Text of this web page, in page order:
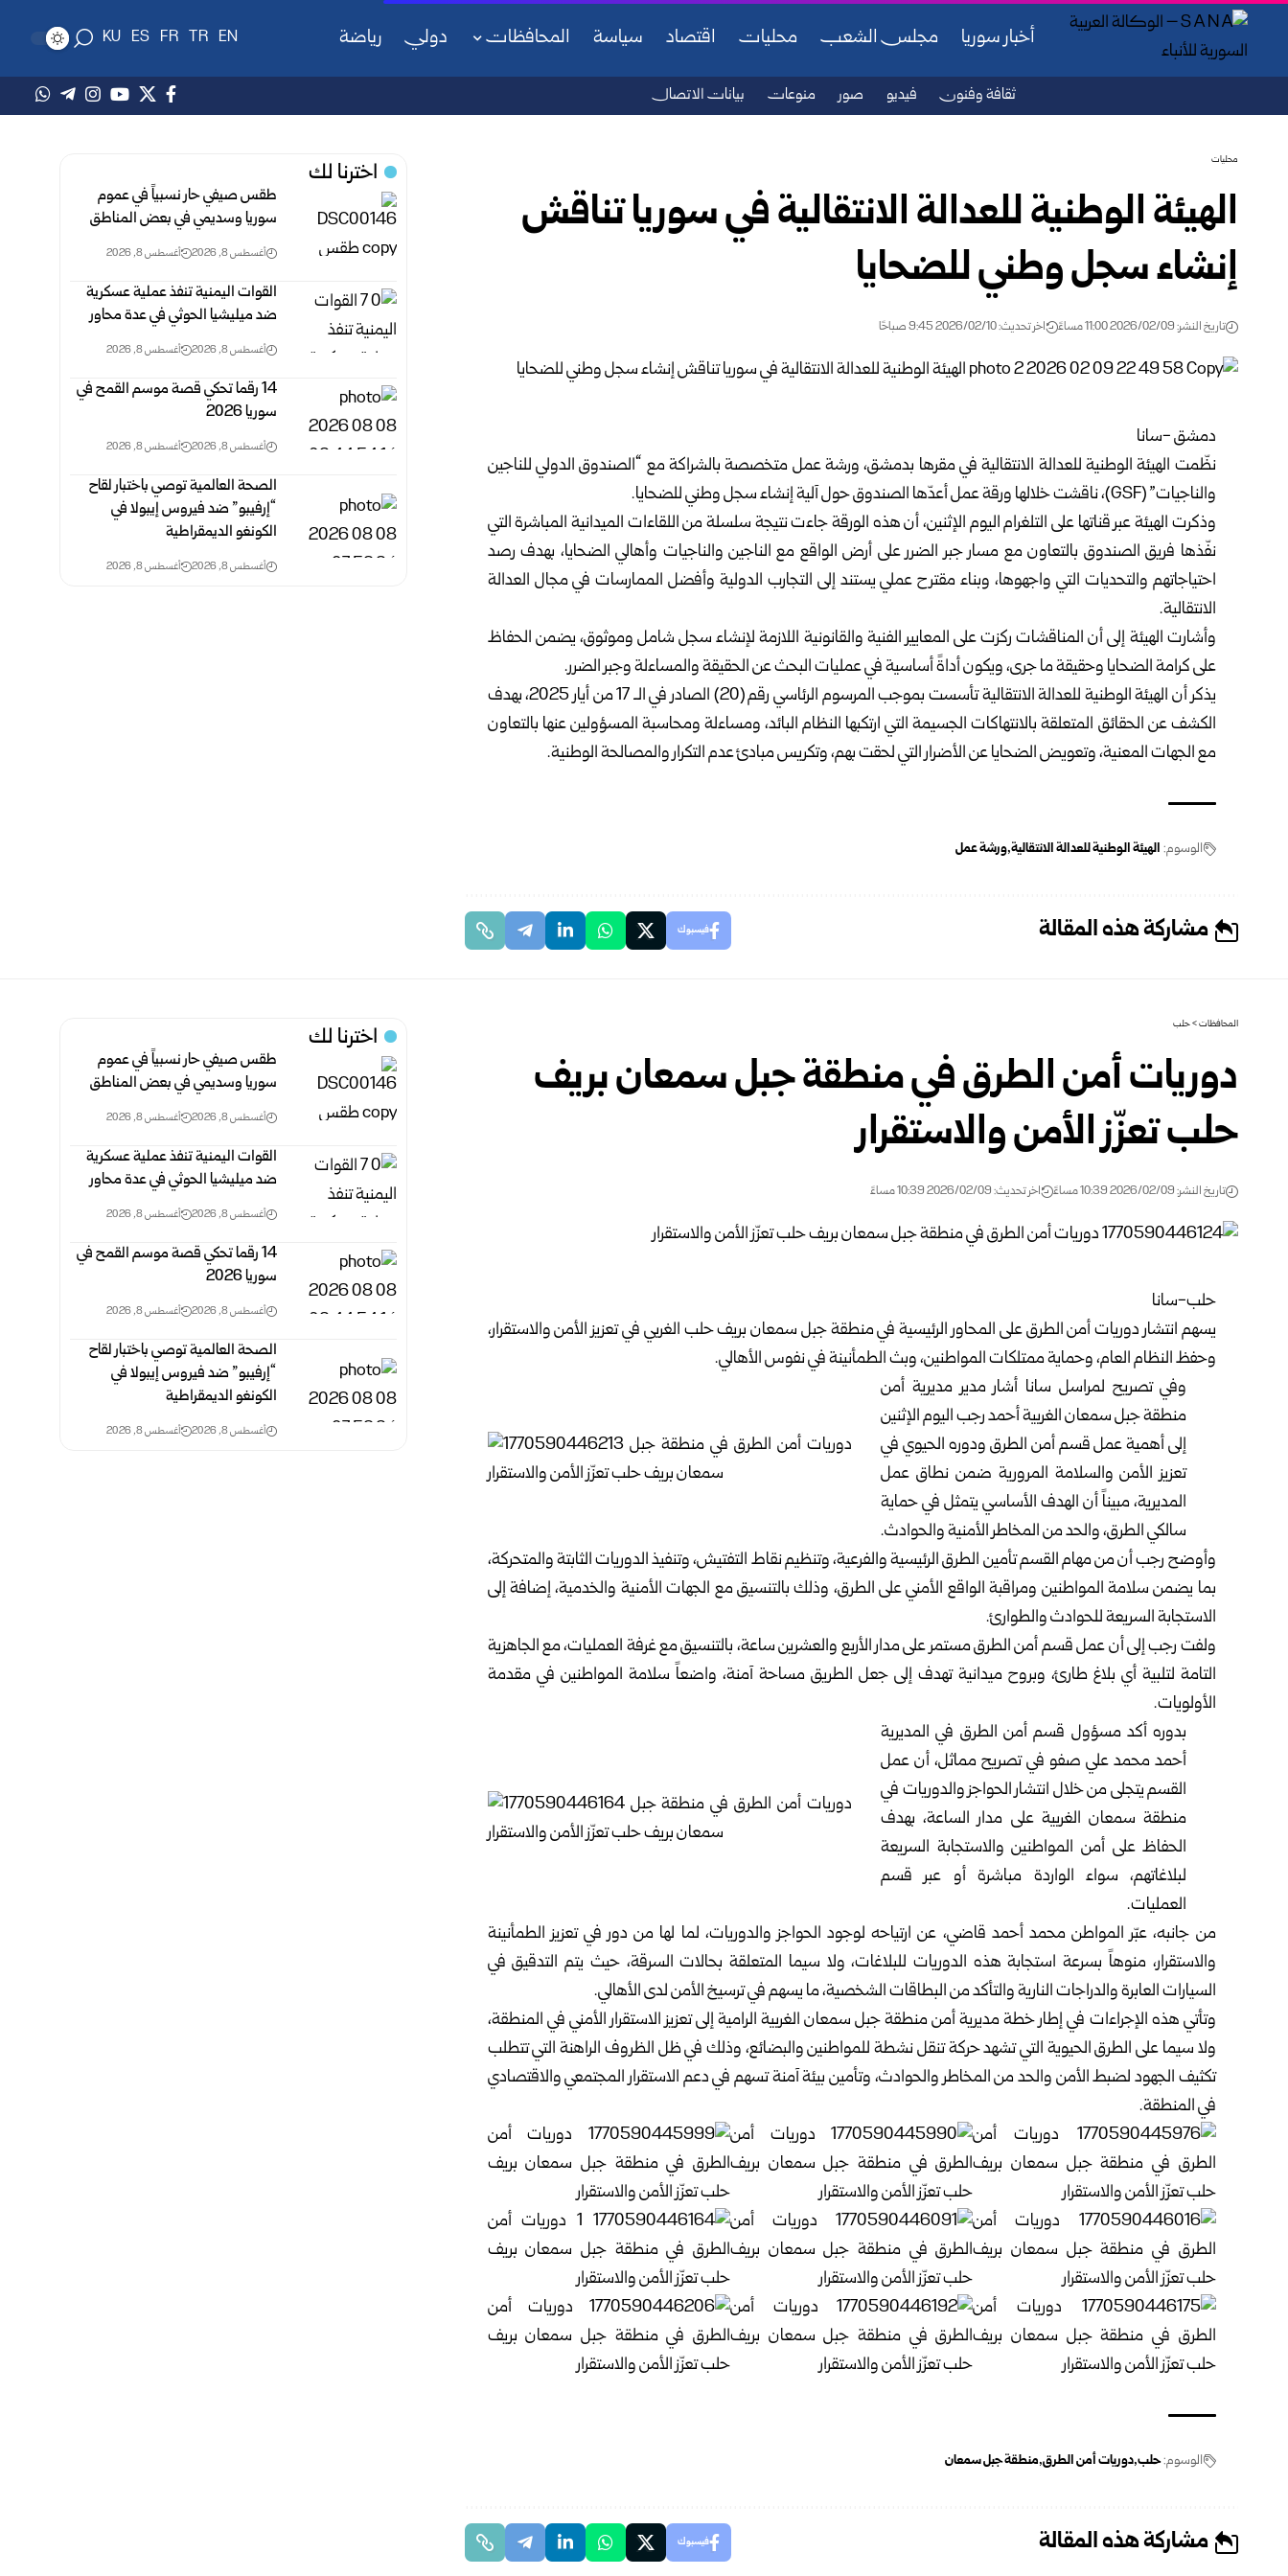
أخبار سوريا مجلس الشعب محليات اقتصاد سياسة المحافظات دولي رياضة EN
TR
FR
ES
KU
ثقافة وفنون فيديو صور منوعات بيانات الاتصال
محليات
الهيئة الوطنية للعدالة الانتقالية في سوريا تناقش
إنشاء سجل وطني للضحايا
تاريخ النشر: 2026/02/09 11:00 مساءً اخر تحديث: 2026/02/10 9:45 صباحًا
دمشق -سانا
نظّمت الهيئة الوطنية للعدالة الانتقاليةفي مقرها بدمشق، ورشة عمل متخصصة بالشراكة مع “الصندوق الدولي للناجين
والناجيات” (GSF)، ناقشت خلالها ورقة عمل أعدّها الصندوق حول آلية إنشاء سجل وطني للضحايا.
وذكرت الهيئة عبر قناتها على التلغرام اليوم الإثنين، أن هذه الورقة جاءت نتيجة سلسلة من اللقاءات الميدانية المباشرة التي
نفّذها فريق الصندوق بالتعاون مع مسار جبر الضرر على أرض الواقع مع الناجين والناجيات وأهالي الضحايا، بهدف رصد
احتياجاتهم والتحديات التي واجهوها، وبناء مقترح عملي يستند إلى التجارب الدولية وأفضل الممارسات في مجال العدالة
الانتقالية.
وأشارت الهيئة إلى أن المناقشات ركزت على المعايير الفنية والقانونية اللازمة لإنشاء سجل شامل وموثوق، يضمن الحفاظ
على كرامة الضحايا وحقيقة ما جرى، ويكون أداةً أساسية في عمليات البحث عن الحقيقة والمساءلة وجبر الضرر.
يذكر أن الهيئة الوطنية للعدالة الانتقالية تأسست بموجب المرسوم الرئاسي رقم (20) الصادر في الـ 17 من أيار 2025، بهدف
الكشف عن الحقائق المتعلقة بالانتهاكات الجسيمة التي ارتكبها النظام البائد، ومساءلة ومحاسبة المسؤولين عنها بالتعاون
مع الجهات المعنية، وتعويض الضحايا عن الأضرار التي لحقت بهم، وتكريس مبادئ عدم التكرار والمصالحة الوطنية.
الوسوم: الهيئة الوطنية للعدالة الانتقالية ورشة عمل
مشاركة هذه المقالة فيسبوك
اخترنا لك
طقس صيفي حار نسبياً في عموم
سوريا وسديمي في بعض ‏المناطق‎ ‎
أغسطس 8, 2026 أغسطس 8, 2026
القوات اليمنية تنفذ عملية عسكرية
ضد ميليشيا الحوثي في ‏عدة محاور ‏
أغسطس 8, 2026 أغسطس 8, 2026
14 رقما تحكي قصة موسم القمح في
سوريا 2026
أغسطس 8, 2026 أغسطس 8, 2026
الصحة العالمية توصي باختبار لقاح
“إرفيبو” ضد فيروس إيبولا في
الكونغو الديمقراطية
أغسطس 8, 2026 أغسطس 8, 2026
المحافظات>حلب
دوريات أمن الطرق في منطقة جبل سمعان بريف
حلب تعزّز الأمن والاستقرار
تاريخ النشر: 2026/02/09 10:39 مساءً اخر تحديث: 2026/02/09 10:39 مساءً
حلب-سانا
يسهم انتشار دوريات أمن الطرق على المحاور الرئيسية في منطقة جبل سمعان بريفحلب الغربي في تعزيز الأمن والاستقرار،
وحفظ النظام العام، وحماية ممتلكات المواطنين، وبث الطمأنينة في نفوس الأهالي.
وفي تصريح لمراسل سانا أشار مدير مديرية أمن
منطقة جبل سمعان الغربية أحمد رجب اليوم الإثنين
إلى أهمية عمل قسم أمن الطرق ودوره الحيوي في
تعزيز الأمن والسلامة المرورية ضمن نطاق عمل
المديرية، مبيناً أن الهدف الأساسي يتمثل في حماية
سالكي الطرق، والحد من المخاطر الأمنية والحوادث.
وأوضح رجب أن من مهام القسم تأمين الطرق الرئيسية والفرعية، وتنظيم نقاط التفتيش، وتنفيذ الدوريات الثابتة والمتحركة،
بما يضمن سلامة المواطنين ومراقبة الواقع الأمني على الطرق، وذلك بالتنسيق مع الجهات الأمنية والخدمية، إضافة إلى
الاستجابة السريعة للحوادث والطوارئ.
ولفت رجب إلى أن عمل قسم أمن الطرق مستمر على مدار الأربع والعشرين ساعة، بالتنسيق مع غرفة العمليات، مع الجاهزية
التامة لتلبية أي بلاغ طارئ، وبروح ميدانية تهدف إلى جعل الطريق مساحة آمنة، واضعاً سلامة المواطنين في مقدمة
الأولويات.
بدوره أكد مسؤول قسم أمن الطرق في المديرية
أحمد محمد علي صفو في تصريح مماثل، أن عمل
القسم يتجلى من خلال انتشار الحواجز والدوريات في
منطقة سمعان الغربية على مدار الساعة، بهدف
الحفاظ على أمن المواطنين والاستجابة السريعة
لبلاغاتهم، سواء الواردة مباشرة أو عبر قسم
العمليات.
من جانبه، عبّر المواطن محمد أحمد قاضي، عن ارتياحه لوجود الحواجز والدوريات، لما لها من دور في تعزيز الطمأنينة
والاستقرار، منوهاً بسرعة استجابة هذه الدوريات للبلاغات، ولا سيما المتعلقة بحالات السرقة، حيث يتم التدقيق في
السيارات العابرة والدراجات النارية والتأكد من البطاقات الشخصية، ما يسهم في ترسيخ الأمن لدى الأهالي.
وتأتي هذه الإجراءات في إطار خطة مديرية أمن منطقة جبل سمعان الغربية الرامية إلى تعزيز الاستقرار الأمني في المنطقة،
ولا سيما على الطرق الحيوية التي تشهد حركة تنقل نشطة للمواطنين والبضائع، وذلك في ظل الظروف الراهنة التي تتطلب
تكثيف الجهود لضبط الأمن والحد من المخاطر والحوادث، وتأمين بيئة آمنة تسهم في دعم الاستقرار المجتمعي والاقتصادي
في المنطقة.
الوسوم:حلب دوريات أمن الطرق منطقة جبل سمعان
مشاركة هذه المقالة فيسبوك
اخترنا لك
طقس صيفي حار نسبياً في عموم
سوريا وسديمي في بعض ‏المناطق‎ ‎
أغسطس 8, 2026 أغسطس 8, 2026
القوات اليمنية تنفذ عملية عسكرية
ضد ميليشيا الحوثي في ‏عدة محاور ‏
أغسطس 8, 2026 أغسطس 8, 2026
14 رقما تحكي قصة موسم القمح في
سوريا 2026
أغسطس 8, 2026 أغسطس 8, 2026
الصحة العالمية توصي باختبار لقاح
“إرفيبو” ضد فيروس إيبولا في
الكونغو الديمقراطية
أغسطس 8, 2026 أغسطس 8, 2026